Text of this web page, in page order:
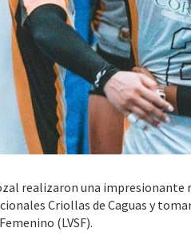
realizaron una
Criollas de Caguas y
(LVSF).